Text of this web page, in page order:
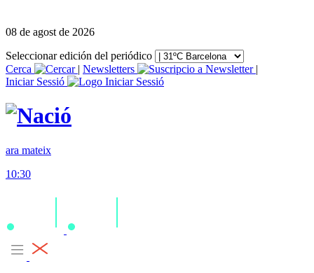
08 de agost de 2026
Seleccionar edición del periódico
Cerca
| Newsletters
|
Iniciar Sessió
ara mateix
10:30